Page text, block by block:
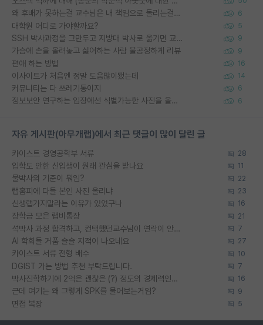
왜 후배가 못하는걸 교수님은 내 책임으로 돌리는걸까요? 6
대학원 어디로 가야할까요? 5
SSH 박사과정을 그만두고 지방대 박사로 옮기면 교수의 꿈은 끝일까요? 9
가슴에 손을 올려놓고 싫어하는 사람 불공정하게 리뷰 9
편애 하는 방법 16
이사이트가 처음엔 정말 도움많이됐는데 14
커뮤니티는 다 쓰레기통이지 6
정보보안 연구하는 입장에선 식별가능한 사진을 올리는건 비추이긴함 6
자유 게시판(아무개랩)에서 최근 댓글이 많이 달린 글
카이스트 경영공학부 서류 28
입학도 안한 신입생이 원래 관심을 받나요 11
물박사의 기준이 뭐임? 22
랩홈피에 다들 본인 사진 올리냐 23
신생랩가지말라는 이유가 있었구나 16
장학금 모은 랩비통장 21
석박사 과정 합격하고, 컨택했던교수님이 연락이 안됩니다... 7
AI 학회들 거품 슬슬 지적이 나오네요 27
카이스트 서류 전형 배수 10
DGIST 가는 방법 추천 부탁드립니다. 7
박사진학하기에 2억은 괜찮은 (?) 정도의 경제력인가요 16
근데 여기는 왜 그렇게 SPK를 물어보는거임? 9
면접 복장 5